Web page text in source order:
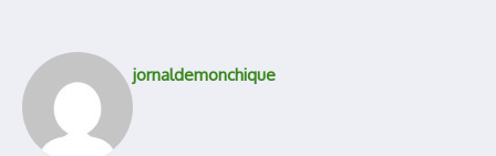
jornaldemonchique